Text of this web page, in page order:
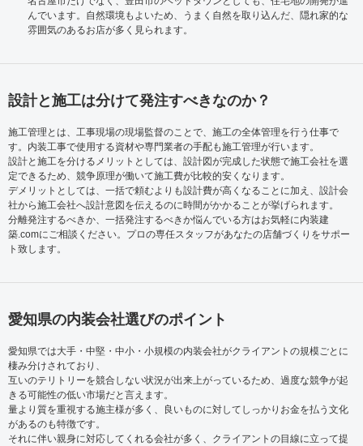
んでいます。自然環境もよいため、うまく自然を取り込んだ、隠れ家的な
雰囲気のあるお店が多く見られます。
設計と施工は分けて発注すべきなのか？
施工管理とは、工事現場の現場監督のことで、施工の全体管理を行う仕事で
す。内装工事で使用する資材や専門業者の手配も施工管理が行います。
設計と施工を分けるメリットとしては、設計図が完成した状態で施工会社を選
定できるため、競争原理が働いて施工費が比較的安くなります。
デメリットとしては、一括で頼むよりも設計費が高くなることに加え、設計会
社から施工会社へ設計意図を伝えるのに時間がかかることが挙げられます。
分離発注するべきか、一括発注するべきか悩んでいる方はお気軽に内装建
築.comにご相談ください。プロの専任スタッフがあなたの店舗づくりをサポー
ト致します。
愛知県の内装会社選びのポイント
愛知県では大手・中堅・中小・小規模の内装会社がクライアントの規模ごとに
棲み分けされており、
互いのテリトリーを競合しない状況が出来上がっているため、過度な競争が起
きる可能性の低い市場だと言えます。
量より質を重視する施主様が多く、良いものに対してしっかりお金を払う文化
があるのも特徴です。
それに伴い親身に対応してくれる会社が多く、クライアントの目線に立って提